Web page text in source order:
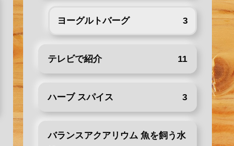
ヨーグルトバーグ 3
テレビで紹介 11
ハーブ スパイス 3
バランスアクアリウム 魚を飼う水